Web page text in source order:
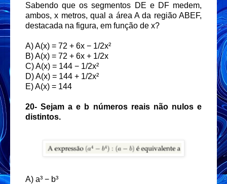
Sabendo que os segmentos DE e DF medem,
ambos, x metros, qual a área A da região ABEF,
destacada na figura, em função de x?
A) A(x) = 72 + 6x − 1/2x²
B) A(x) = 72 + 6x + 1/2x
C) A(x) = 144 − 1/2x²
D) A(x) = 144 + 1/2x²
E) A(x) = 144
20- Sejam a e b números reais não nulos e
distintos.
A) a³ − b³